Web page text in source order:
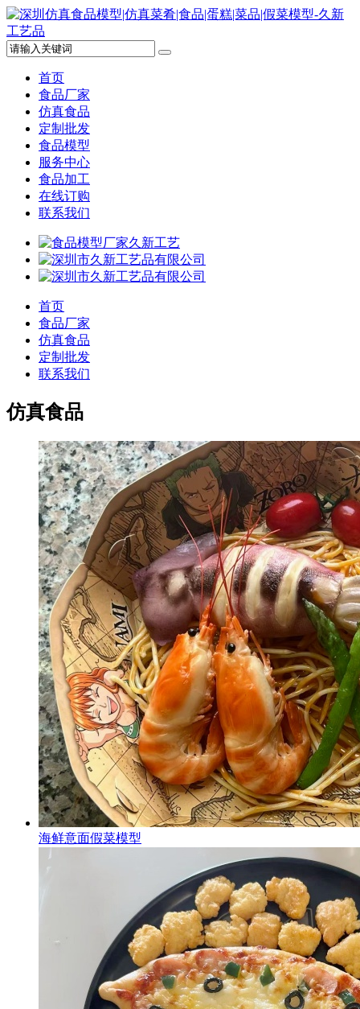
首页
食品厂家
仿真食品
定制批发
食品模型
服务中心
食品加工
在线订购
联系我们
首页
食品厂家
仿真食品
定制批发
联系我们
仿真食品
海鲜意面假菜模型